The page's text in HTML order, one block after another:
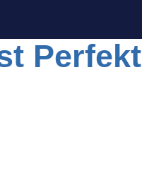
KONTAKT
Perfekt